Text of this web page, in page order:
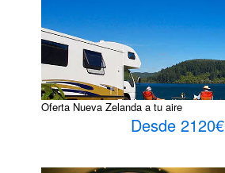
Oferta Nueva Zelanda a tu aire
Desde 2120€